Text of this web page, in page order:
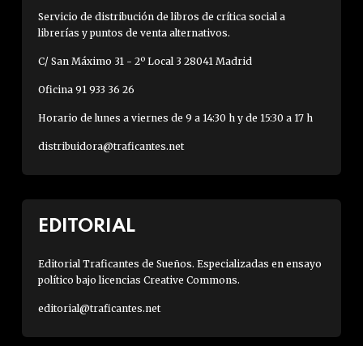
Servicio de distribución de libros de crítica social a
librerías y puntos de venta alternativos.
C/ San Máximo 31 - 2º Local 3 28041 Madrid
Oficina 91 933 36 26
Horario de lunes a viernes de 9 a 14:30 h y de 15:30 a 17 h
distribuidora@traficantes.net
EDITORIAL
Editorial Traficantes de Sueños. Especializadas en ensayo
político bajo licencias Creative Commons.
editorial@traficantes.net